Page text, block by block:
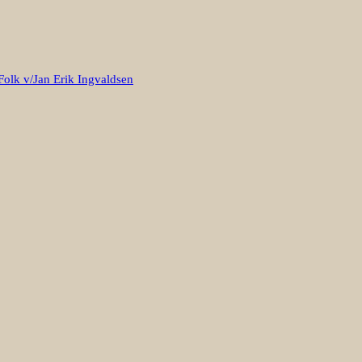
v/Jan Erik Ingvaldsen